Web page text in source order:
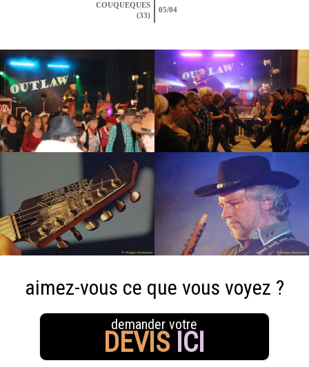
COUQUEQUES
(33)
05/04
aimez-vous ce que vous voyez ?
demander votre
DEVIS ICI